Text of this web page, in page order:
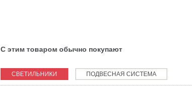
С этим товаром обычно покупают
СВЕТИЛЬНИКИ ПОДВЕСНАЯ СИСТЕМА